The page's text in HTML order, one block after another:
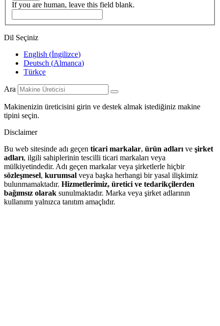
If you are human, leave this field blank.
Dil Seçiniz
English (İngilizce)
Deutsch (Almanca)
Türkçe
Ara
Makinenizin üreticisini girin ve destek almak istediğiniz makine
tipini seçin.
Disclaimer
Bu web sitesinde adı geçen ticari markalar, ürün adları ve şirket
adları, ilgili sahiplerinin tescilli ticari markaları veya
mülkiyetindedir. Adı geçen markalar veya şirketlerle hiçbir
sözleşmesel, kurumsal veya başka herhangi bir yasal ilişkimiz
bulunmamaktadır. Hizmetlerimiz, üretici ve tedarikçilerden
bağımsız olarak sunulmaktadır. Marka veya şirket adlarının
kullanımı yalnızca tanıtım amaçlıdır.